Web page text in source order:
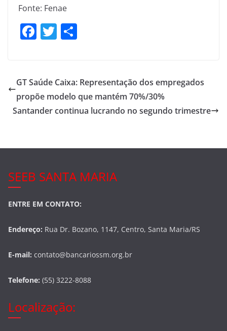
Fonte: Fenae
F
e
b
o
k
T
er e
GT Saúde Caixa: Representação dos empregados
propõe modelo que mantém 70%/30%
Santander continua lucrando no segundo trimestre
SEEB SANTA MARIA
ENTRE EM CONTATO:
Endereço: Rua Dr. Bozano, 1147, Centro, Santa Maria/RS
E-mail: contato@bancariossm.org.br
Telefone: (55) 3222-8088
Localização: